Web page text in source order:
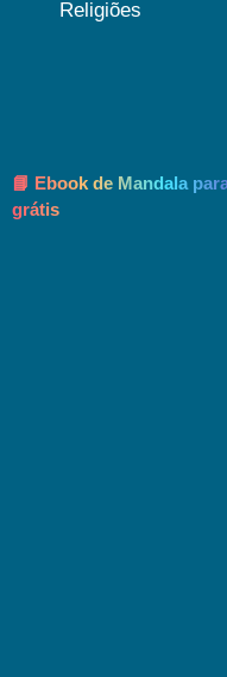
Religiões
📘 Ebook de Mandala
grátis